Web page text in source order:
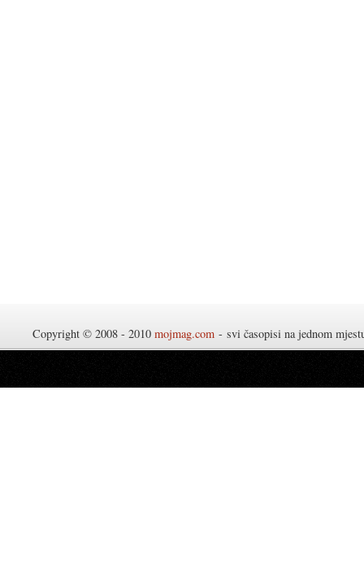
Copyright © 2008 - 2010 mojmag.com - svi časopisi na jednom